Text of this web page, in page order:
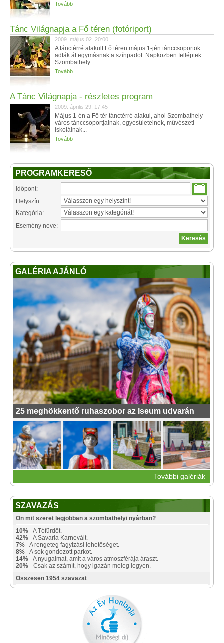
Tovább
Tánc Világnapja a Fő téren (fotóriport)
2009. május 02. 20:00
A tánctérré alakult Fő téren május 1-jén tánccsoportok
adták át egymásnak a színpadot. Napközben felléptek
Szombathely...
Tovább
A Tánc Világnapja - részletes program
2009. április 29. 17:45
Május 1-én a Fő tér tánctérré alakul, ahol Szombathely
város tánccsoportjainak, egyesületeinek, művészeti
iskoláinak...
Tovább
PROGRAMKERESŐ
Időpont:
Helyszín:
Kategória:
Esemény neve:
GALÉRIA AJÁNLÓ
25 meghökkentő ruhaszobor az Iseum udvarán
További galériák
SZAVAZÁS
Ön mit szeret legjobban a szombathelyi nyárban?
10% - A Tófürdőt.
42% - A Savaria Karnevált.
7% - A rengeteg fagyizási lehetőséget.
8% - A sok gondozott parkot.
14% - A nyugalmat, amit a város atmoszférája áraszt.
20% - Csak az számít, hogy igazán meleg legyen.
Összesen 1954 szavazat